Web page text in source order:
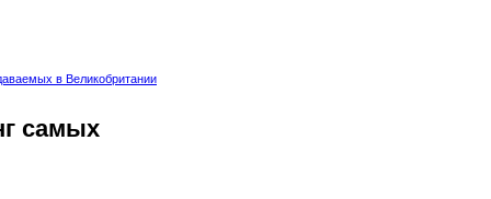
в Великобритании
самых